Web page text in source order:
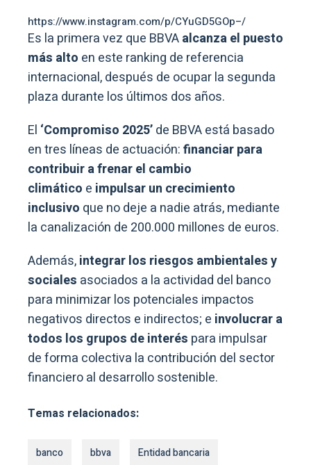
https://www.instagram.com/p/CYuGD5GOp–/
Es la primera vez que BBVAalcanza el puesto
más alto en este ranking de referencia
internacional, después de ocupar la segunda
plaza durante los últimos dos años.
El ‘Compromiso 2025’de BBVA está basado
en tres líneas de actuación:financiar para
contribuir a frenar el cambio
climático e impulsar un crecimiento
inclusivo que no deje a nadie atrás, mediante
la canalización de 200.000 millones de euros.
Además,integrar los riesgos ambientales y
sociales asociados a la actividad del banco
para minimizar los potenciales impactos
negativos directos e indirectos; e involucrar a
todos los grupos de interés para impulsar
de forma colectiva la contribución del sector
financiero al desarrollo sostenible.
Temas relacionados:
banco bbva Entidad bancaria